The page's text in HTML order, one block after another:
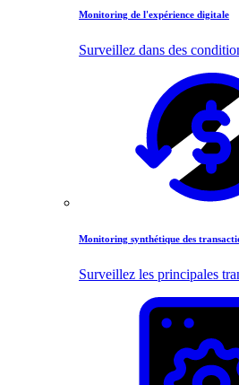
Monitoring de l'expérience digitale
Surveillez dans des
Monitoring synthétique des
Surveillez les principales